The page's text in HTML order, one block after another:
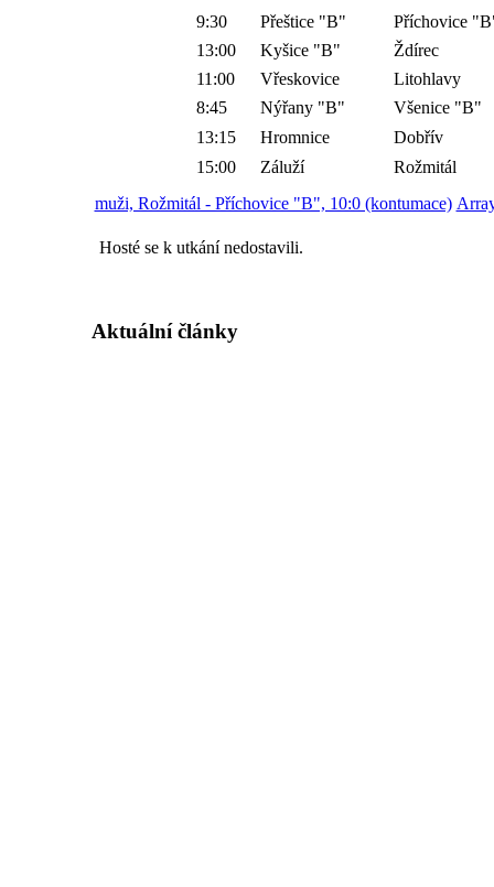
9:30 Přeštice "B"
Příchovice
13:00
Kyšice "B"
Ždírec
11:00
Vřeskovice
Litohlavy
8:45
Nýřany "B"
Všenice "B"
13:15
Hromnice
Dobřív
15:00
Záluží
Rožmitál
muži, Rožmitál - Příchovice "B", 10:0 (kontumace)
Hosté se k utkání nedostavili.
Aktuální články